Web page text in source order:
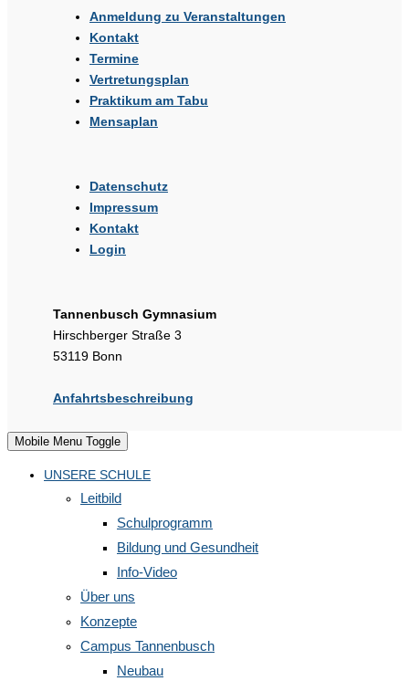
Anmeldung zu Veranstaltungen
Kontakt
Termine
Vertretungsplan
Praktikum am Tabu
Mensaplan
Datenschutz
Impressum
Kontakt
Login
Tannenbusch Gymnasium
Hirschberger Straße 3
53119 Bonn
Anfahrtsbeschreibung
Mobile Menu Toggle
UNSERE SCHULE
Leitbild
Schulprogramm
Bildung und Gesundheit
Info-Video
Über uns
Konzepte
Campus Tannenbusch
Neubau